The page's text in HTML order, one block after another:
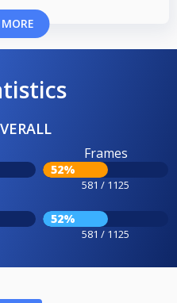
Frames
52%
581 / 1125
52%
581 / 1125